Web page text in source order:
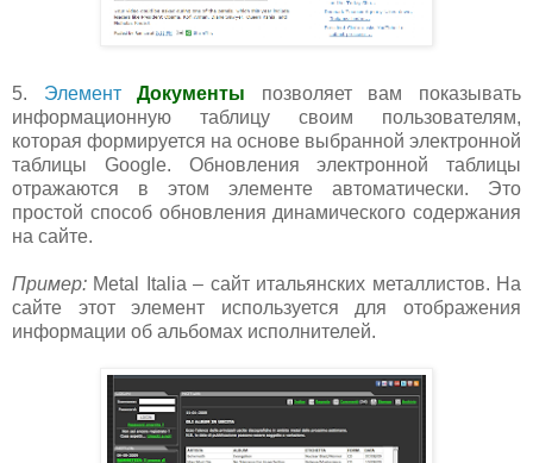
5. Элемент Документы позволяет вам показывать
информационную таблицу своим пользователям,
которая формируется на основе выбранной электронной
таблицы Google. Обновления электронной таблицы
отражаются в этом элементе автоматически. Это
простой способ обновления динамического содержания
на сайте.
Пример: Metal Italia – сайт итальянских металлистов. На
сайте этот элемент используется для отображения
информации об альбомах исполнителей.